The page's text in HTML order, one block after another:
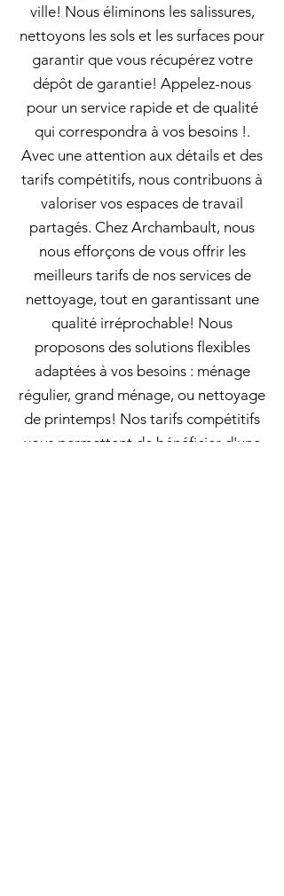
ville! Nous éliminons les salissures,
nettoyons les sols et les surfaces pour
garantir que vous récupérez votre
dépôt de garantie! Appelez-nous
pour un service rapide et de qualité
qui correspondra à vos besoins !.
Avec une attention aux détails et des
tarifs compétitifs, nous contribuons à
valoriser vos espaces de travail
partagés. Chez Archambault, nous
nous efforçons de vous offrir les
meilleurs tarifs de nos services de
nettoyage, tout en garantissant une
qualité irréprochable! Nous
proposons des solutions flexibles
adaptées à vos besoins : ménage
régulier, grand ménage, ou nettoyage
de printemps! Nos tarifs compétitifs
vous permettent de bénéficier d'une